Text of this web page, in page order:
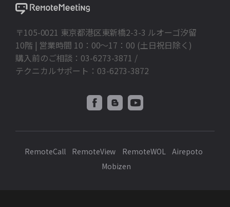
〒105-0021 東京都港区東新橋2-3-3 ルオーゴ汐留
10階 | 営業時間 10：00～17：00 (土日祝日除く)
購入前のご相談：03-6273-3871 /
テクニカルサポート：03-6273-3872
RemoteCall RemoteView RemoteWOL
Airepoto
Mobizen